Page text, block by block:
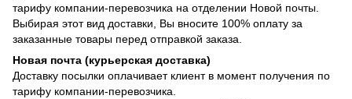
тарифу компании-перевозчика на отделении Новой почты.
Выбирая этот вид доставки, Вы вносите 100% оплату за
заказанные товары перед отправкой заказа.
Новая почта (курьерская доставка)
Доставку посылки оплачивает клиент в момент получения по
тарифу компании-перевозчика.